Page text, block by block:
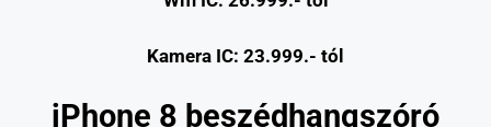
Kamera IC: 23.999.- tól
iPhone 8 beszédhangszóró